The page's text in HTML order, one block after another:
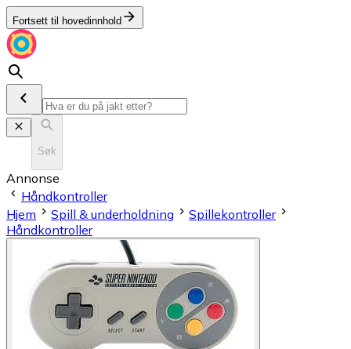
Fortsett til hovedinnhold
Søk
Annonse
Håndkontroller
Hjem
Spill & underholdning
Spillekontroller
Håndkontroller